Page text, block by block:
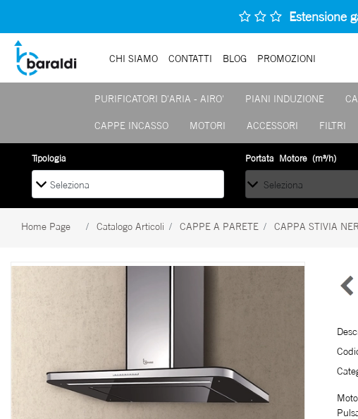
Estensione
CHI SIAMO CONTATTI BLOG PROMOZIONI
PURIFICATORI D'ARIA - AIRO' PIANI INDUZIONE
CAPPE INCASSO MOTORI ACCESSORI FILTRI
La modifica di un filtro aggiorna automaticamente gli altri filtri disponibili.
Tipologia Portata Motore (m³/h)
Home Page Catalogo Articoli CAPPE A PARETE CAPPA STIVIA